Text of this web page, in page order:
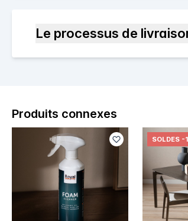
Le processus de
Produits connexes
SOLDES -